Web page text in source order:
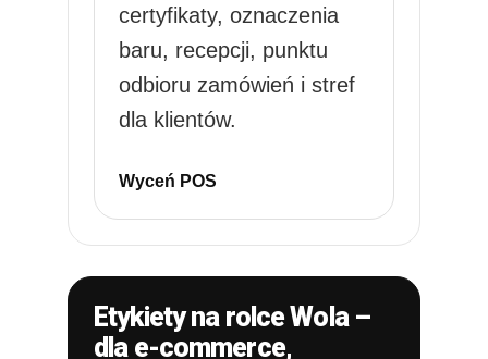
certyfikaty, oznaczenia
baru, recepcji, punktu
odbioru zamówień i stref
dla klientów.
Wyceń POS
Etykiety na rolce Wola –
dla e-commerce,